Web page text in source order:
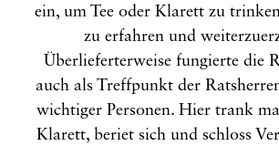
ein, um Tee oder Klarett zu
zu erfahren und
Überlieferterweise fungierte die
auch als Treffpunkt der
wichtiger Personen. Hier trank
Klarett, beriet sich und schloss